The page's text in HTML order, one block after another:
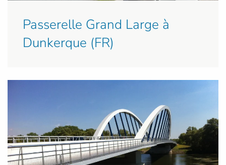
Passerelle Grand Large à
Dunkerque (FR)